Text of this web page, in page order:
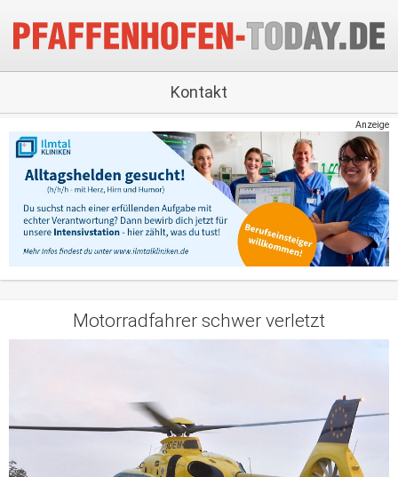
Kontakt
Anzeige
Motorradfahrer schwer verletzt